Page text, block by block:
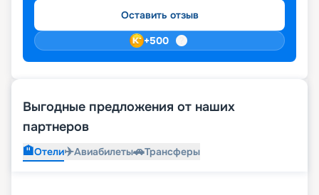
Оставить отзыв
+500
Выгодные предложения от наших
партнеров
🏨Отели✈️Авиабилеты🚗Трансферы